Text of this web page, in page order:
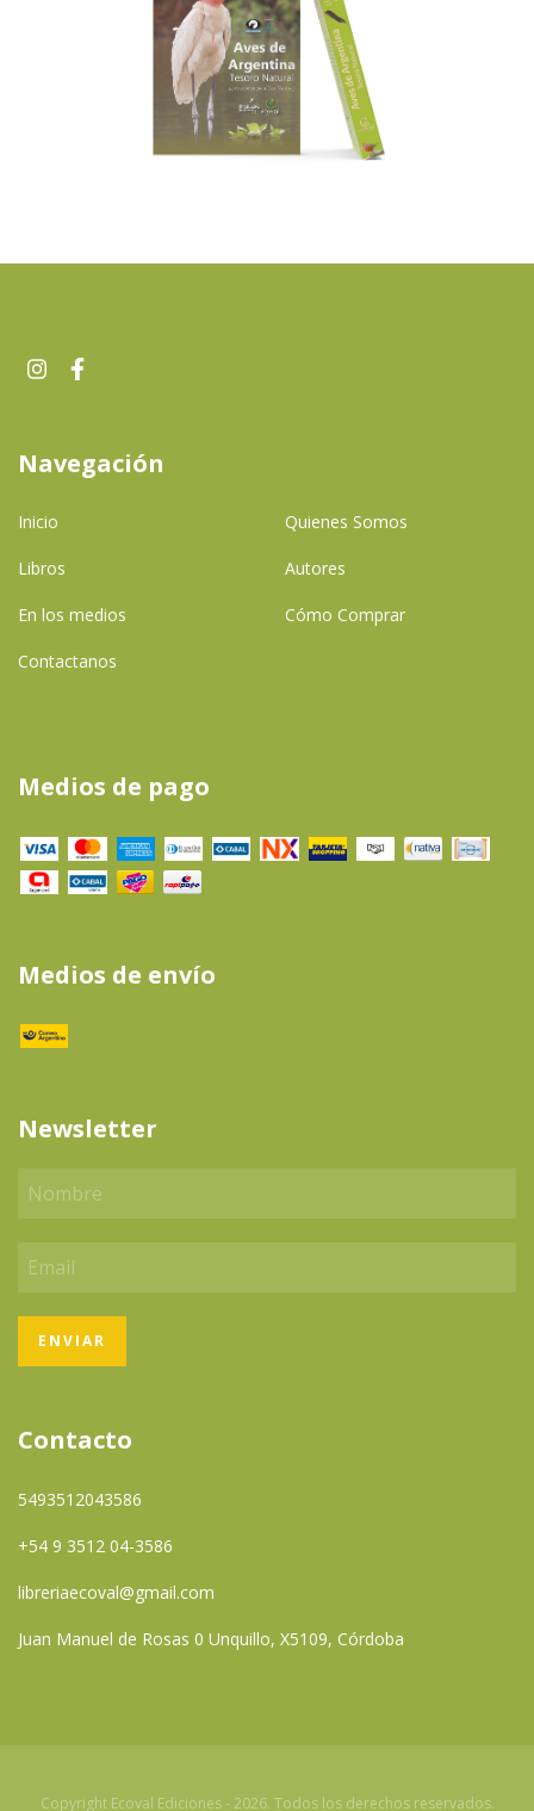
Navegación
Inicio Quienes Somos
Libros Autores
En los medios Cómo Comprar
Contactanos
Medios de pago
Medios de envío
Newsletter
Contacto
5493512043586
+54 9 3512 04-3586
libreriaecoval@gmail.com
Juan Manuel de Rosas 0 Unquillo, X5109, Córdoba
Copyright Ecoval Ediciones - 2026. Todos los derechos reservados.